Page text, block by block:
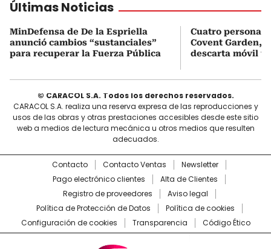
Últimas Noticias
MinDefensa de De la Espriella
anunció cambios “sustanciales”
para recuperar la Fuerza Pública
Cuatro personas
Covent Garden,
descarta móvil
© CARACOL S.A. Todos los derechos reservados.
CARACOL S.A. realiza una reserva expresa de las reproducciones y
usos de las obras y otras prestaciones accesibles desde este sitio
web a medios de lectura mecánica u otros medios que resulten
adecuados.
Contacto Contacto Ventas
Newsletter
Pago electrónico clientes
Alta de Clientes
Registro de proveedores
Aviso legal
Política de Protección de Datos
Política de cookies
Configuración de cookies
Transparencia Código Ético